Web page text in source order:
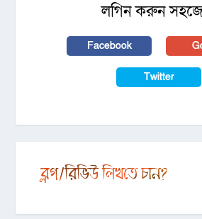
লগিন করুন
Facebook
Twitter